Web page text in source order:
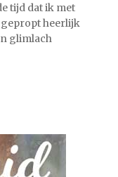
tijd dat ik met
heerlijk
glimlach